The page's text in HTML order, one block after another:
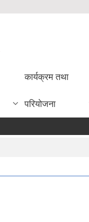
कार्यक्रम तथा
परियोजना